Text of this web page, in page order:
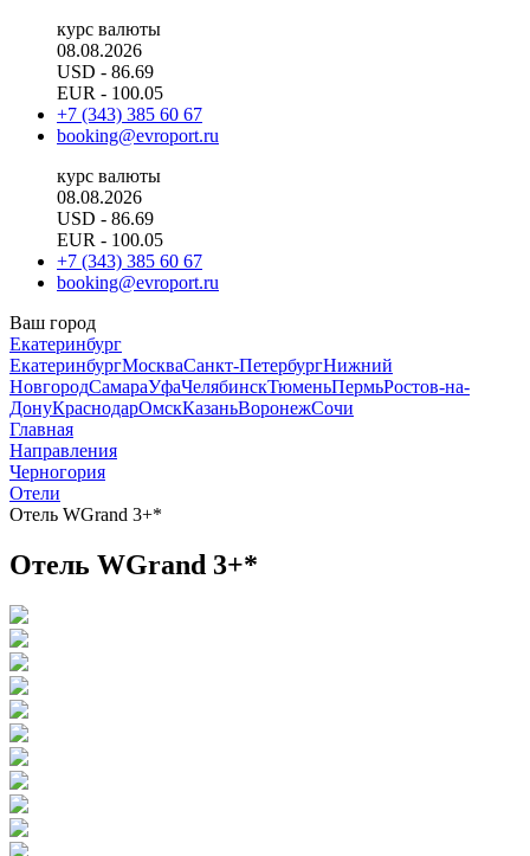
курс валюты
08.08.2026
USD - 86.69
EUR - 100.05
+7 (343) 385 60 67
booking@evroport.ru
курс валюты
08.08.2026
USD - 86.69
EUR - 100.05
+7 (343) 385 60 67
booking@evroport.ru
Ваш город
Екатеринбург
ЕкатеринбургМоскваСанкт-ПетербургНижний
НовгородСамараУфаЧелябинскТюменьПермьРостов-на-
ДонуКраснодарОмскКазаньВоронежСочи
Главная
Направления
Черногория
Отели
Отель WGrand 3+*
Отель WGrand 3+*